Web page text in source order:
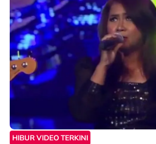
HIBUR VIDEO TERKINI